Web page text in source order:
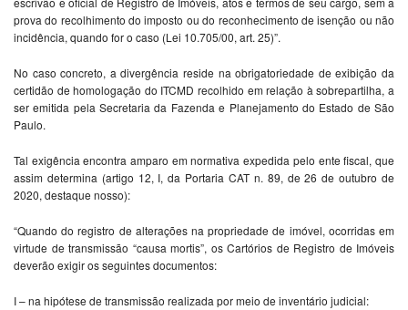
prova do recolhimento do imposto ou do reconhecimento de isenção ou não
incidência, quando for o caso (Lei 10.705/00, art. 25)”.
No caso concreto, a divergência reside na obrigatoriedade de exibição da
certidão de homologação do ITCMD recolhido em relação à sobrepartilha, a
ser emitida pela Secretaria da Fazenda e Planejamento do Estado de São
Paulo.
Tal exigência encontra amparo em normativa expedida pelo ente fiscal, que
assim determina (artigo 12, I, da Portaria CAT n. 89, de 26 de outubro de
2020, destaque nosso):
“Quando do registro de alterações na propriedade de imóvel, ocorridas em
virtude de transmissão “causa mortis”, os Cartórios de Registro de Imóveis
deverão exigir os seguintes documentos:
I – na hipótese de transmissão realizada por meio de inventário judicial: